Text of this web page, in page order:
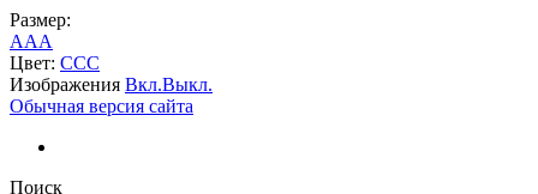
Размер:
AAA
Цвет: CCC
Изображения Вкл.Выкл.
Обычная версия сайта
Поиск